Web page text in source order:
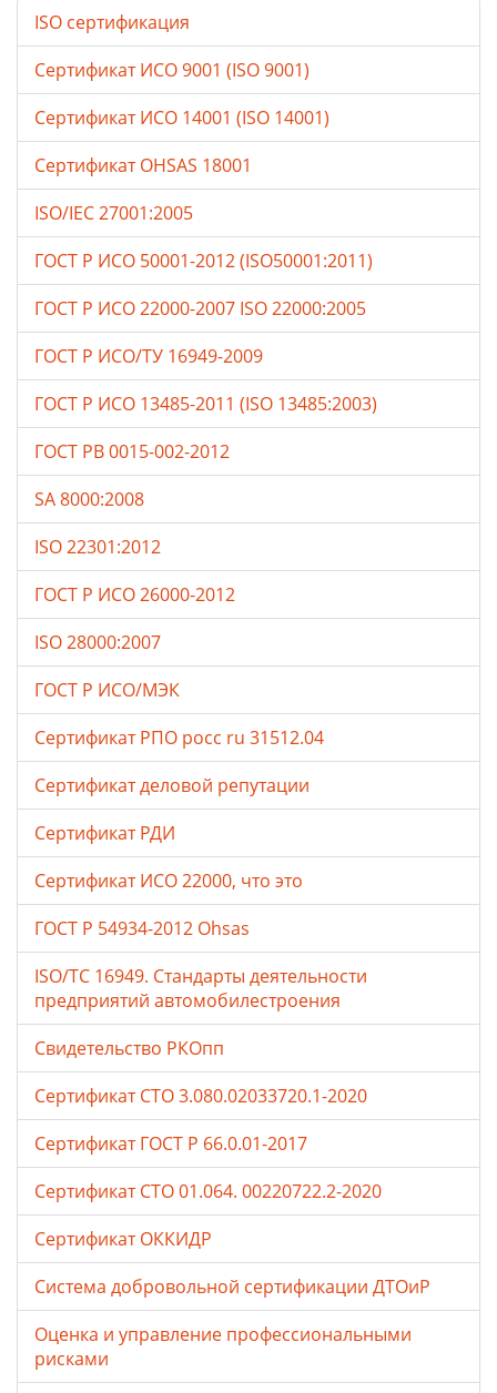
ISO сертификация
Сертификат ИСО 9001 (ISO 9001)
Сертификат ИСО 14001 (ISO 14001)
Сертификат OHSAS 18001
ISO/IEC 27001:2005
ГОСТ Р ИСО 50001-2012 (ISO50001:2011)
ГОСТ Р ИСО 22000-2007 ISO 22000:2005
ГОСТ Р ИСО/ТУ 16949-2009
ГОСТ Р ИСО 13485-2011 (ISO 13485:2003)
ГОСТ РВ 0015-002-2012
SA 8000:2008
ISO 22301:2012
ГОСТ Р ИСО 26000-2012
ISO 28000:2007
ГОСТ Р ИСО/МЭК
Сертификат РПО росс ru 31512.04
Сертификат деловой репутации
Сертификат РДИ
Сертификат ИСО 22000, что это
ГОСТ Р 54934-2012 Ohsas
ISO/TC 16949. Стандарты деятельности
предприятий автомобилестроения
Свидетельство РКОпп
Сертификат СТО 3.080.02033720.1-2020
Сертификат ГОСТ Р 66.0.01-2017
Сертификат СТО 01.064. 00220722.2-2020
Сертификат ОККИДР
Система добровольной сертификации ДТОиР
Оценка и управление профессиональными
рисками